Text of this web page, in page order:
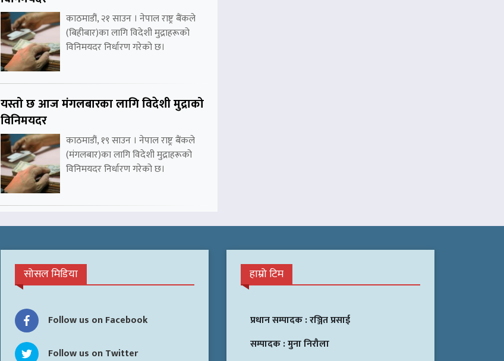
काठमाडौं, २१ साउन । नेपाल राष्ट्र बैंकले
(बिहीबार)का लागि विदेशी मुद्राहरूको
विनिमयदर निर्धारण गरेको छ।
यस्तो छ आज मंगलबारका लागि विदेशी मुद्राको
विनिमयदर
काठमाडौं, १९ साउन । नेपाल राष्ट्र बैंकले
(मंगलबार)का लागि विदेशी मुद्राहरूको
विनिमयदर निर्धारण गरेको छ।
सोसल मिडिया
Follow us on Facebook
Follow us on Twitter
हाम्रो टिम
प्रधान सम्पादक :रञ्जित प्रसाई
सम्पादक :मुना निरौला